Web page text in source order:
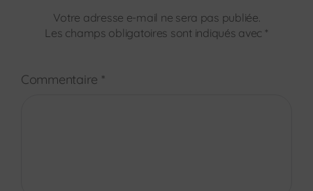
Votre adresse e-mail ne sera pas publiée.
Les champs obligatoires sont indiqués avec *
Commentaire *